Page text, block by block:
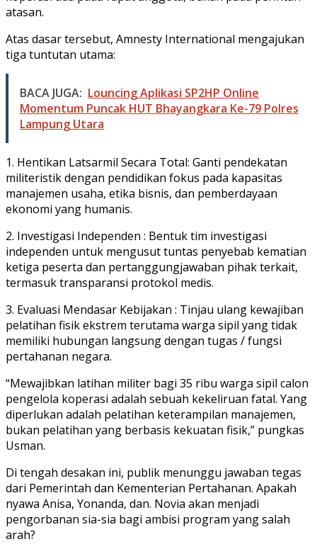
atasan.
Atas dasar tersebut, Amnesty International mengajukan
tiga tuntutan utama:
BACA JUGA: Louncing Aplikasi SP2HP Online
Momentum Puncak HUT Bhayangkara Ke-79 Polres
Lampung Utara
1. Hentikan Latsarmil Secara Total: Ganti pendekatan
militeristik dengan pendidikan fokus pada kapasitas
manajemen usaha, etika bisnis, dan pemberdayaan
ekonomi yang humanis.
2. Investigasi Independen : Bentuk tim investigasi
independen untuk mengusut tuntas penyebab kematian
ketiga peserta dan pertanggungjawaban pihak terkait,
termasuk transparansi protokol medis.
3. Evaluasi Mendasar Kebijakan : Tinjau ulang kewajiban
pelatihan fisik ekstrem terutama warga sipil yang tidak
memiliki hubungan langsung dengan tugas / fungsi
pertahanan negara.
“Mewajibkan latihan militer bagi 35 ribu warga sipil calon
pengelola koperasi adalah sebuah kekeliruan fatal. Yang
diperlukan adalah pelatihan keterampilan manajemen,
bukan pelatihan yang berbasis kekuatan fisik,” pungkas
Usman.
Di tengah desakan ini, publik menunggu jawaban tegas
dari Pemerintah dan Kementerian Pertahanan. Apakah
nyawa Anisa, Yonanda, dan. Novia akan menjadi
pengorbanan sia-sia bagi ambisi program yang salah
arah?